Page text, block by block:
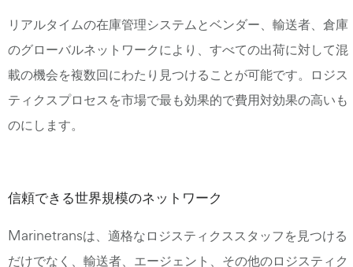
リアルタイムの在庫管理システムとベンダー、輸送者、倉庫
のグローバルネットワークにより、すべての出荷に対して混
載の機会を複数回にわたり見つけることが可能です。ロジス
ティクスプロセスを市場で最も効果的で費用対効果の高いも
のにします。
信頼できる世界規模のネットワーク
Marinetransは、適格なロジスティクススタッフを見つける
だけでなく、輸送者、エージェント、その他のロジスティク